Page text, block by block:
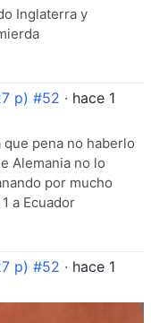
Inglaterra y
p) #52 · hace 1
que pena no haberlo
Alemania no lo
por mucho
a Ecuador
p) #52 · hace 1